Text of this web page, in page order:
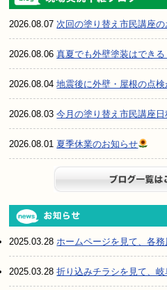
2026.08.07次回の塗り替え市民講座の
2026.08.06真夏でも外壁塗装はでき
2026.08.04地震後に外壁・屋根の点
2026.08.03今月の塗り替え市民講座
2026.08.01 夏季休業のお知らせ
2025.03.28ホームページを見て、各
2025.03.28折り込みチラシを見て、